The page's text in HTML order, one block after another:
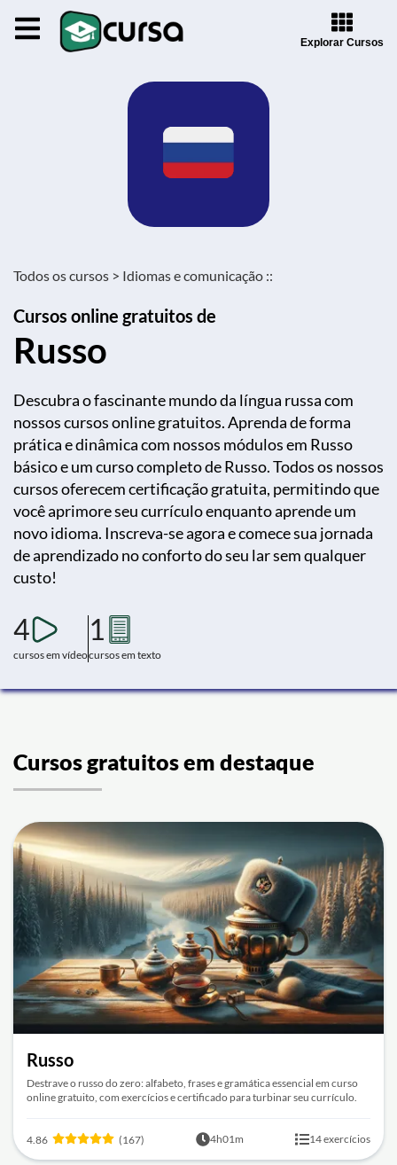
Explorar Cursos
Todos os cursos > Idiomas e comunicação ::
Cursos online gratuitos de
Russo
Descubra o fascinante mundo da língua russa com
nossos cursos online gratuitos. Aprenda de forma
prática e dinâmica com nossos módulos em Russo
básico e um curso completo de Russo. Todos os nossos
cursos oferecem certificação gratuita, permitindo que
você aprimore seu currículo enquanto aprende um
novo idioma. Inscreva-se agora e comece sua jornada
de aprendizado no conforto do seu lar sem qualquer
custo!
4
cursos em vídeo
1
cursos em texto
Cursos gratuitos em destaque
Russo
Destrave o russo do zero: alfabeto, frases e gramática essencial em curso
online gratuito, com exercícios e certificado para turbinar seu currículo.
4.86 (167) 4h01m 14 exercícios